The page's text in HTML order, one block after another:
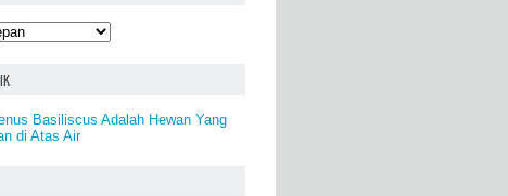
Basiliscus Adalah Hewan Yang
di Atas Air